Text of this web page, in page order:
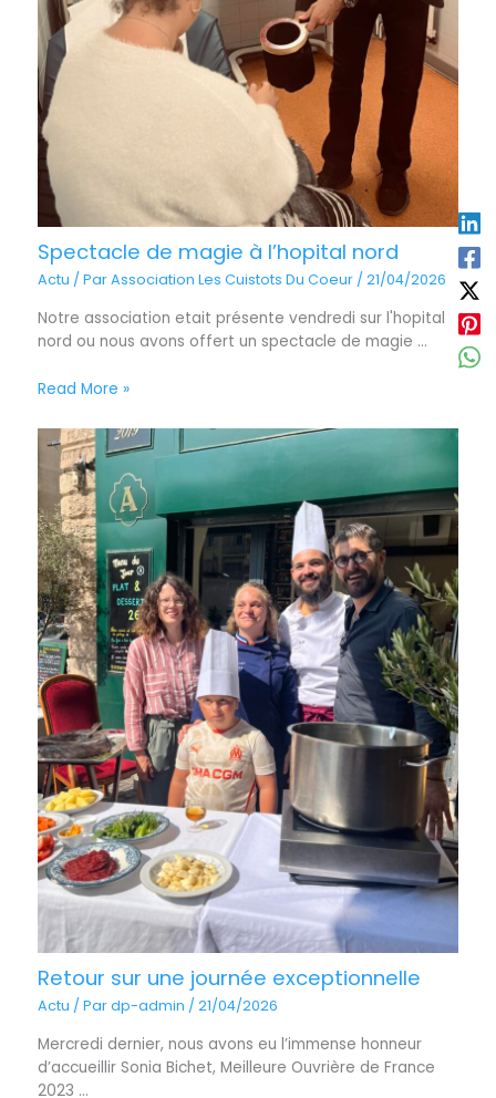
Spectacle de magie à l’hopital nord
Actu / ParAssociation Les Cuistots Du Coeur /21/04/2026
Notre association etait présente vendredi sur l'hopital
nord ou nous avons offert un spectacle de magie ...
Read More »
Retour sur une journée exceptionnelle
Actu / Pardp-admin /21/04/2026
Mercredi dernier, nous avons eu l’immense honneur
d’accueillir Sonia Bichet, Meilleure Ouvrière de France
2023 ...